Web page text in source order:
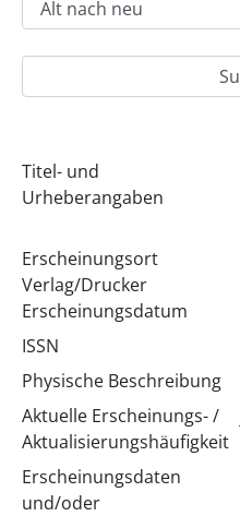
Titel- und
Urheberangaben
Erscheinungsort
Verlag/Drucker
Erscheinungsdatum
ISSN
Physische Beschreibung
Aktuelle Erscheinungs- /
Aktualisierungshäufigkeit
Erscheinungsdaten
und/oder